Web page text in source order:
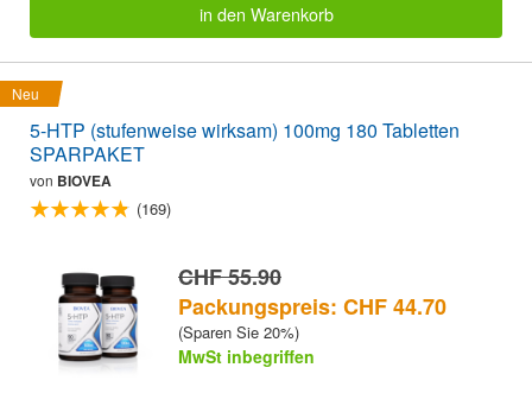
in den Warenkorb
Neu
5-HTP (stufenweise wirksam) 100mg 180 Tabletten
SPARPAKET
von BIOVEA
(169)
CHF 55.90
Packungspreis: CHF 44.70
(Sparen Sie 20%)
MwSt inbegriffen